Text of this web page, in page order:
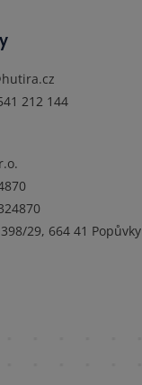
212 144
29, 664 41 Popůvky